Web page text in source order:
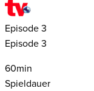
Episode 3
Episode 3
60min
Spieldauer